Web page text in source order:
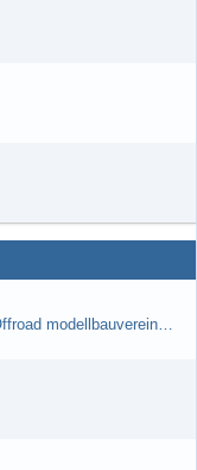
Gibt es noch in Raum Hannover RC Car Offroad modellbauvereine, habe selbst schon gegoogelt aber erfolglos